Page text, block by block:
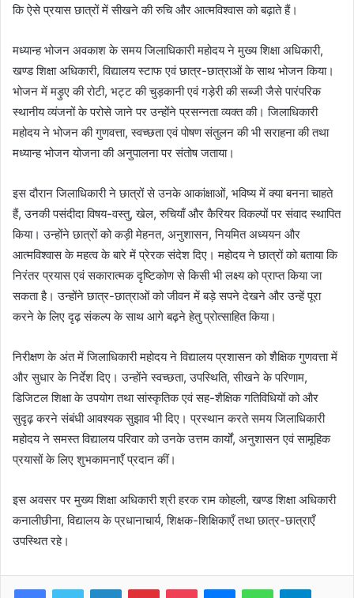
कि ऐसे प्रयास छात्रों में सीखने की रुचि और आत्मविश्वास को बढ़ाते हैं।
मध्यान्ह भोजन अवकाश के समय जिलाधिकारी महोदय ने मुख्य शिक्षा अधिकारी,
खण्ड शिक्षा अधिकारी, विद्यालय स्टाफ एवं छात्र-छात्राओं के साथ भोजन किया।
भोजन में मड़ुए की रोटी, भट्ट की चुड़कानी एवं गड़ेरी की सब्जी जैसे पारंपरिक
स्थानीय व्यंजनों के परोसे जाने पर उन्होंने प्रसन्नता व्यक्त की। जिलाधिकारी
महोदय ने भोजन की गुणवत्ता, स्वच्छता एवं पोषण संतुलन की भी सराहना की तथा
मध्यान्ह भोजन योजना की अनुपालना पर संतोष जताया।
इस दौरान जिलाधिकारी ने छात्रों से उनके आकांक्षाओं, भविष्य में क्या बनना चाहते
हैं, उनकी पसंदीदा विषय-वस्तु, खेल, रुचियाँ और कैरियर विकल्पों पर संवाद स्थापित
किया। उन्होंने छात्रों को कड़ी मेहनत, अनुशासन, नियमित अध्ययन और
आत्मविश्वास के महत्व के बारे में प्रेरक संदेश दिए। महोदय ने छात्रों को बताया कि
निरंतर प्रयास एवं सकारात्मक दृष्टिकोण से किसी भी लक्ष्य को प्राप्त किया जा
सकता है। उन्होंने छात्र-छात्राओं को जीवन में बड़े सपने देखने और उन्हें पूरा
करने के लिए दृढ़ संकल्प के साथ आगे बढ़ने हेतु प्रोत्साहित किया।
निरीक्षण के अंत में जिलाधिकारी महोदय ने विद्यालय प्रशासन को शैक्षिक गुणवत्ता में
और सुधार के निर्देश दिए। उन्होंने स्वच्छता, उपस्थिति, सीखने के परिणाम,
डिजिटल शिक्षा के उपयोग तथा सांस्कृतिक एवं सह-शैक्षिक गतिविधियों को और
सुदृढ़ करने संबंधी आवश्यक सुझाव भी दिए। प्रस्थान करते समय जिलाधिकारी
महोदय ने समस्त विद्यालय परिवार को उनके उत्तम कार्यों, अनुशासन एवं सामूहिक
प्रयासों के लिए शुभकामनाएँ प्रदान कीं।
इस अवसर पर मुख्य शिक्षा अधिकारी श्री हरक राम कोहली, खण्ड शिक्षा अधिकारी
कनालीछीना, विद्यालय के प्रधानाचार्य, शिक्षक-शिक्षिकाएँ तथा छात्र-छात्राएँ
उपस्थित रहे।